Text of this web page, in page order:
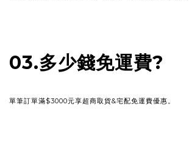
03.多少錢免運費?
單筆訂單滿$3000元享超商取貨&宅配免運費優惠。